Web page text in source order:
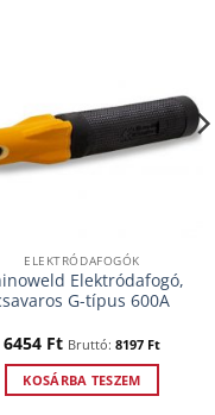
ELEKTRÓDAFOGÓK
Elektródafogó,
G-típus 600A
6454 Ft Bruttó: 8197 Ft
KOSÁRBA TESZEM